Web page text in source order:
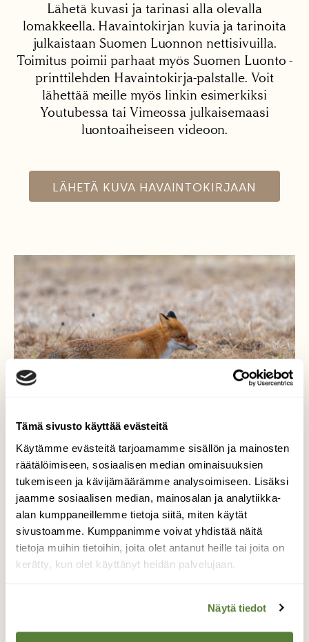
Tämä sivusto käyttää evästeitä
Käytämme evästeitä tarjoamamme sisällön ja mainosten
räätälöimiseen, sosiaalisen median ominaisuuksien
tukemiseen ja kävijämäärämme analysoimiseen. Lisäksi
jaamme sosiaalisen median, mainosalan ja analytiikka-
alan kumppaneillemme tietoja siitä, miten käytät
sivustoamme. Kumppanimme voivat yhdistää näitä
tietoja muihin tietoihin, joita olet antanut heille tai joita on
kerätty, kun olet käyttänyt heidän palvelujaan.
Näytä tiedot
Lähetä kuvasi ja tarinasi alla olevalla
lomakkeella. Havaintokirjan kuvia ja tarinoita
julkaistaan Suomen Luonnon nettisivuilla.
Toimitus poimii parhaat myös Suomen Luonto -
printtilehden Havaintokirja-palstalle. Voit
lähettää meille myös linkin esimerkiksi
Youtubessa tai Vimeossa julkaisemaasi
luontoaiheiseen videoon.
LÄHETÄ KUVA HAVAINTOKIRJAAN
kettu (Vulpes vulpes)
kettu (Vulpes vulpes)
Valokuvaaja: Markku Saarinen, Padasjoki 19.3
TAKAISIN LISTAAN